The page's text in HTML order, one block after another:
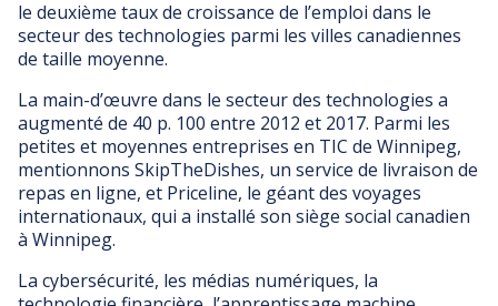
le deuxième taux de croissance de l’emploi dans le
secteur des technologies parmi les villes canadiennes
de taille moyenne.
La main-d’œuvre dans le secteur des technologies a
augmenté de 40 p. 100 entre 2012 et 2017. Parmi les
petites et moyennes entreprises en TIC de Winnipeg,
mentionnons SkipTheDishes, un service de livraison de
repas en ligne, et Priceline, le géant des voyages
internationaux, qui a installé son siège social canadien
à Winnipeg.
La cybersécurité, les médias numériques, la